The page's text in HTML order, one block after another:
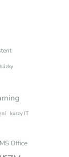
kurzy IT
MS Office